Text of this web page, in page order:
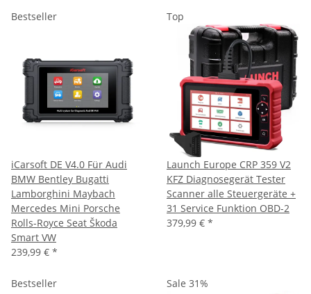
Bestseller
iCarsoft DE V4.0 Für Audi
BMW Bentley Bugatti
Lamborghini Maybach
Mercedes Mini Porsche
Rolls-Royce Seat Škoda
Smart VW
239,99 € *
Top
Launch Europe CRP 359 V2
KFZ Diagnosegerät Tester
Scanner alle Steuergeräte +
31 Service Funktion OBD-2
379,99 € *
Bestseller Sale 31%